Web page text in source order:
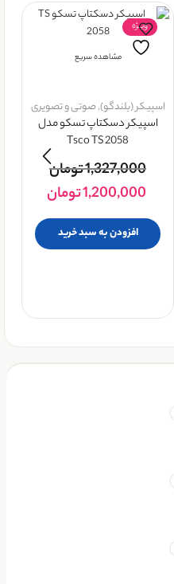
ویــژه
مشاهده سریع
اسپیکر (بلندگو),صوتی و تصویری
اسپیکر دسکتاپ تسکو مدل
Tsco TS 2058
1,327,000تومان
1,200,000تومان
افزودن به سبد خرید